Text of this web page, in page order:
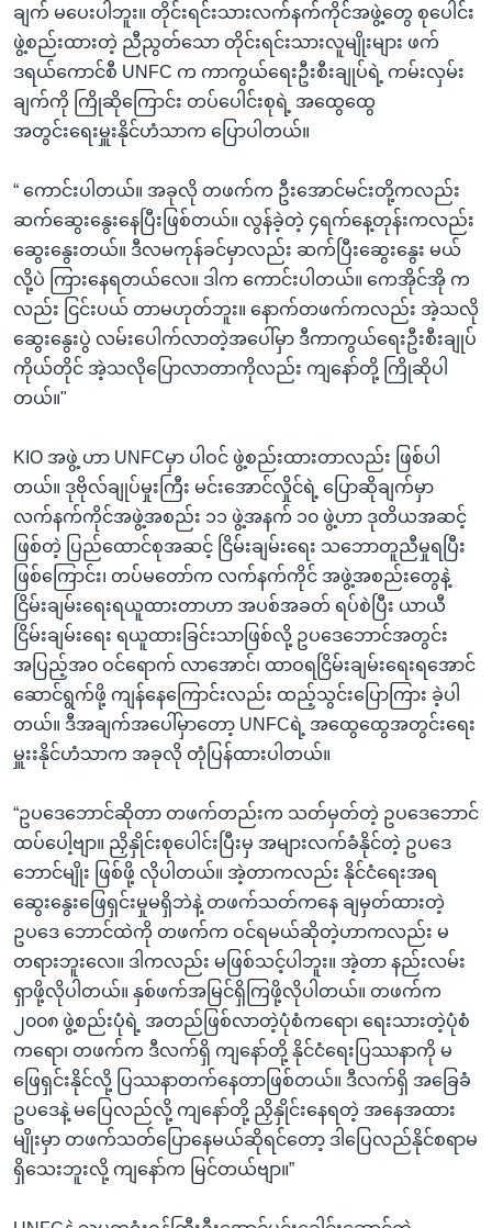
ချက် မပေးပါဘူး။ တိုင်းရင်းသားလက်နက်ကိုင်အဖွဲ့တွေ စုပေါင်း
ဖွဲ့စည်းထားတဲ့ ညီညွတ်သော တိုင်းရင်းသားလူမျိုးများ ဖက်
ဒရယ်ကောင်စီ UNFC က ကာကွယ်ရေးဦးစီးချုပ်ရဲ့ ကမ်းလှမ်း
ချက်ကို ကြိုဆိုကြောင်း တပ်ပေါင်းစုရဲ့ အထွေထွေ
အတွင်းရေးမှူးနိုင်ဟံသာက ပြောပါတယ်။
“ ကောင်းပါတယ်။ အခုလို တဖက်က ဦးအောင်မင်းတို့ကလည်း
ဆက်ဆွေးနွေးနေပြီးဖြစ်တယ်။ လွန်ခဲ့တဲ့ ၄ရက်နေ့တုန်းကလည်း
ဆွေးနွေးတယ်။ ဒီလမကုန်ခင်မှာလည်း ဆက်ပြီးဆွေးနွေး မယ်
လို့ပဲ ကြားနေရတယ်လေ။ ဒါက ကောင်းပါတယ်။ ကေအိုင်အို က
လည်း ငြင်းပယ် တာမဟုတ်ဘူး။ နောက်တဖက်ကလည်း အဲ့သလို
ဆွေးနွေးပွဲ လမ်းပေါက်လာတဲ့အပေါ်မှာ ဒီကာကွယ်ရေးဦးစီးချုပ်
ကိုယ်တိုင် အဲ့သလိုပြောလာတာကိုလည်း ကျနော်တို့ ကြိုဆိုပါ
တယ်။"
KIO အဖွဲ့ ဟာ UNFCမှာ ပါဝင် ဖွဲ့စည်းထားတာလည်း ဖြစ်ပါ
တယ်။ ဒုဗိုလ်ချုပ်မှုးကြီး မင်းအောင်လှိုင်ရဲ့ ပြောဆိုချက်မှာ
လက်နက်ကိုင်အဖွဲ့အစည်း ၁၁ ဖွဲ့အနက် ၁၀ ဖွဲ့ဟာ ဒုတိယအဆင့်
ဖြစ်တဲ့ ပြည်ထောင်စုအဆင့် ငြိမ်းချမ်းရေး သဘောတူညီမှုရပြီး
ဖြစ်ကြောင်း၊ တပ်မတော်က လက်နက်ကိုင် အဖွဲ့အစည်းတွေနဲ့
ငြိမ်းချမ်းရေးရယူထားတာဟာ အပစ်အခတ် ရပ်စဲပြီး ယာယီ
ငြိမ်းချမ်းရေး ရယူထားခြင်းသာဖြစ်လို့ ဥပဒေဘောင်အတွင်း
အပြည့်အ၀ ဝင်ရောက် လာအောင်၊ ထာဝရငြိမ်းချမ်းရေးရအောင်
ဆောင်ရွက်ဖို့ ကျန်နေကြောင်းလည်း ထည့်သွင်းပြောကြား ခဲ့ပါ
တယ်။ ဒီအချက်အပေါ်မှာတော့ UNFCရဲ့ အထွေထွေအတွင်းရေး
မှူးးနိုင်ဟံသာက အခုလို တုံပြန်ထားပါတယ်။
“ဥပဒေဘောင်ဆိုတာ တဖက်တည်းက သတ်မှတ်တဲ့ ဥပဒေဘောင်
ထပ်ပေါ့ဗျာ။ ညှိနှိုင်းစုပေါင်းပြီးမှ အများလက်ခံနိုင်တဲ့ ဥပဒေ
ဘောင်မျိုး ဖြစ်ဖို့ လိုပါတယ်။ အဲ့တာကလည်း နိုင်ငံရေးအရ
ဆွေးနွေးဖြေရှင်းမှုမရှိဘဲနဲ့ တဖက်သတ်ကနေ ချမှတ်ထားတဲ့
ဥပဒေ ဘောင်ထဲကို တဖက်က ဝင်ရမယ်ဆိုတဲ့ဟာကလည်း မ
တရားဘူးလေ။ ဒါကလည်း မဖြစ်သင့်ပါဘူး။ အဲ့တာ နည်းလမ်း
ရှာဖို့လိုပါတယ်။ နှစ်ဖက်အမြင်ရှိကြဖို့လိုပါတယ်။ တဖက်က
၂၀၀၈ ဖွဲ့စည်းပုံရဲ့ အတည်ဖြစ်လာတဲ့ပုံစံကရော၊ ရေးသားတဲ့ပုံစံ
ကရော၊ တဖက်က ဒီလက်ရှိ ကျနော်တို့ နိုင်ငံရေးပြဿနာကို မ
ဖြေရှင်းနိုင်လို့ ပြဿနာတက်နေတာဖြစ်တယ်။ ဒီလက်ရှိ အခြေခံ
ဥပဒေနဲ့ မပြေလည်လို့ ကျနော်တို့ ညှိနှိုင်းနေရတဲ့ အနေအထား
မျိုးမှာ တဖက်သတ်ပြောနေမယ်ဆိုရင်တော့ ဒါပြေလည်နိုင်စရာမ
ရှိသေးဘူးလို့ ကျနော်က မြင်တယ်ဗျာ။”